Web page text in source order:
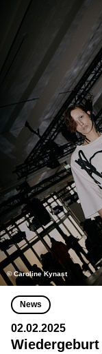
© Caroline Kynast
News
02.02.2025